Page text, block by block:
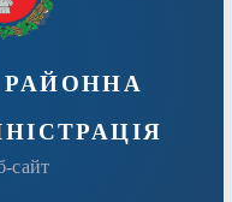
сайт